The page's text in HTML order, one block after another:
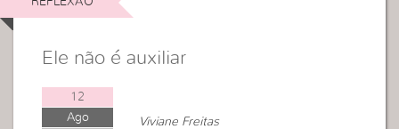
Ele não é auxiliar
12
Ago
Viviane Freitas